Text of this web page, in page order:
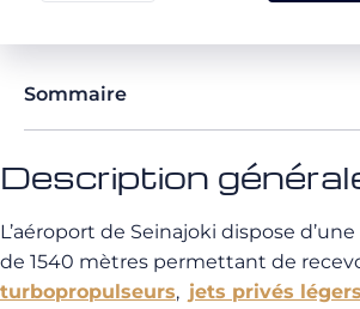
Sommaire
Description
L’aéroport de Seinajoki dispose
de 1540 mètres permettant de
turbopropulseurs, jets privés légers